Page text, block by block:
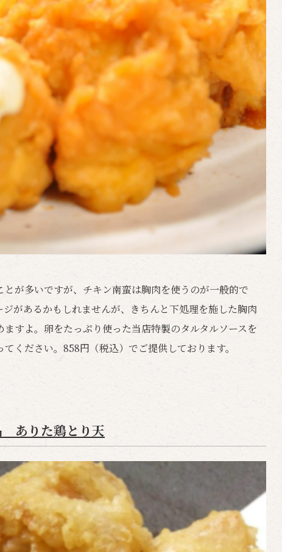
が多いですが、チキン南蛮は胸肉を使うのが一般的で
があるかもしれませんが、きちんと下処理を施した胸肉
すよ。卵をたっぷり使った当店特製のタルタルソースを
ください。858円（税込）でご提供しております。
ありた鶏とり天